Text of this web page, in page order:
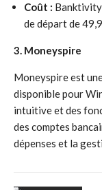
Coût : Banktivity
de départ de
3. Moneyspire
Moneyspire est
disponible pour
intuitive et des
des comptes
dépenses et la